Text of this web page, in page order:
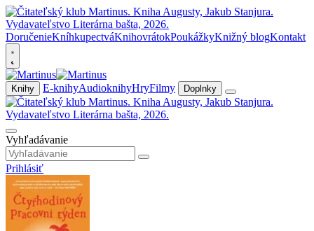
DoručenieKníhkupectváKnihovrátokPoukážkyKnižný blogKontakt
Knihy E-knihyAudioknihyHryFilmy Doplnky
Vyhľadávanie
Prihlásiť